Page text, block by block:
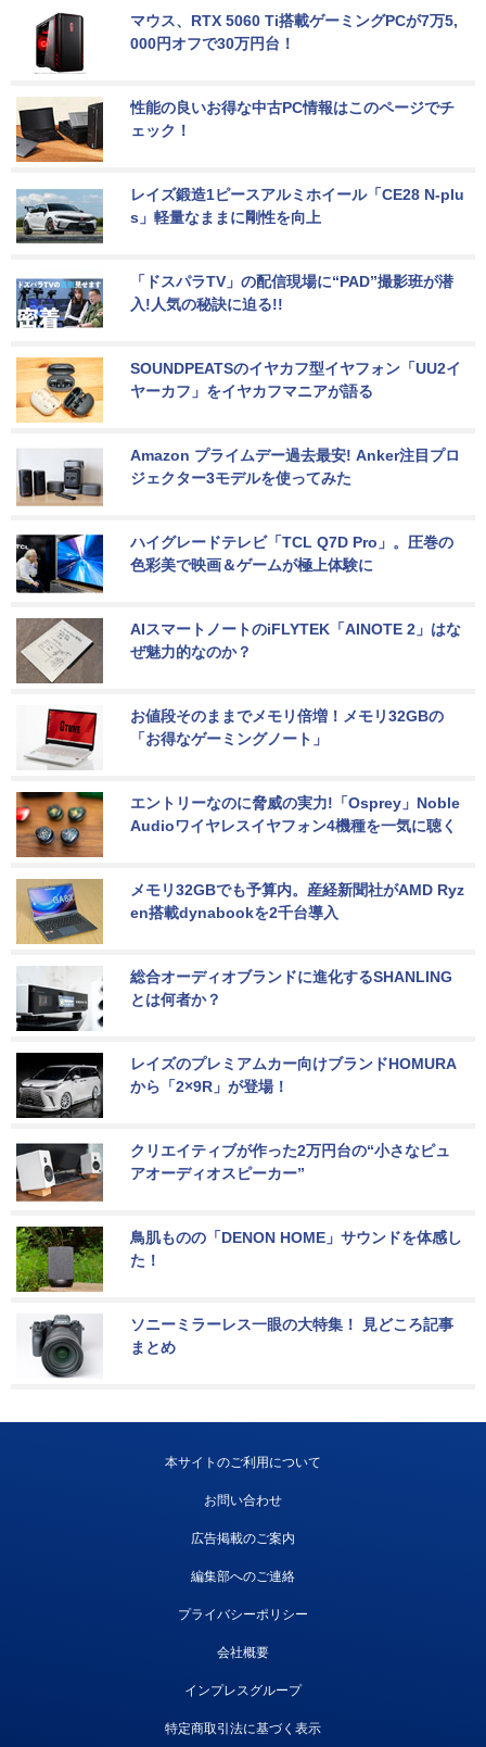
マウス、RTX 5060 Ti搭載ゲーミングPCが7万5,
000円オフで30万円台！
性能の良いお得な中古PC情報はこのページでチ
ェック！
レイズ鍛造1ピースアルミホイール「CE28 N-plu
s」軽量なままに剛性を向上
「ドスパラTV」の配信現場に“PAD”撮影班が潜
入!人気の秘訣に迫る!!
SOUNDPEATSのイヤカフ型イヤフォン「UU2イ
ヤーカフ」をイヤカフマニアが語る
Amazon プライムデー過去最安! Anker注目プロ
ジェクター3モデルを使ってみた
ハイグレードテレビ「TCL Q7D Pro」。圧巻の
色彩美で映画＆ゲームが極上体験に
AIスマートノートのiFLYTEK「AINOTE 2」はな
ぜ魅力的なのか？
お値段そのままでメモリ倍増！メモリ32GBの
「お得なゲーミングノート」
エントリーなのに脅威の実力!「Osprey」Noble
Audioワイヤレスイヤフォン4機種を一気に聴く
メモリ32GBでも予算内。産経新聞社がAMD Ryz
en搭載dynabookを2千台導入
総合オーディオブランドに進化するSHANLING
とは何者か？
レイズのプレミアムカー向けブランドHOMURA
から「2×9R」が登場！
クリエイティブが作った2万円台の“小さなピュ
アオーディオスピーカー”
鳥肌ものの「DENON HOME」サウンドを体感し
た！
ソニーミラーレス一眼の大特集！ 見どころ記事
まとめ
本サイトのご利用について
お問い合わせ
広告掲載のご案内
編集部へのご連絡
プライバシーポリシー
会社概要
インプレスグループ
特定商取引法に基づく表示